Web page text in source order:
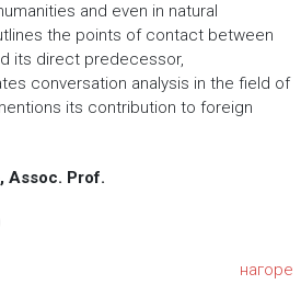
and even in natural
the points of contact between
its direct predecessor,
conversation analysis in the field of
its contribution to foreign
Assoc. Prof.
нагоре